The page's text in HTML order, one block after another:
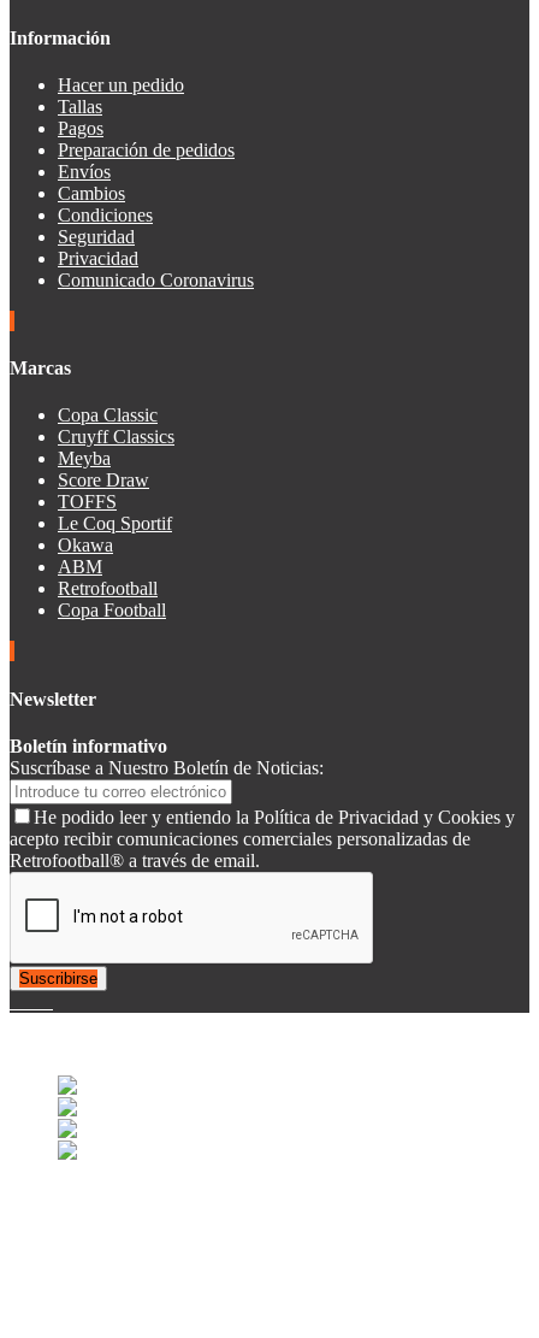
Información
Hacer un pedido
Tallas
Pagos
Preparación de pedidos
Envíos
Cambios
Condiciones
Seguridad
Privacidad
Comunicado Coronavirus
Marcas
Copa Classic
Cruyff Classics
Meyba
Score Draw
TOFFS
Le Coq Sportif
Okawa
ABM
Retrofootball
Copa Football
Newsletter
Boletín informativo
Suscríbase a Nuestro Boletín de Noticias:
He podido leer y entiendo la Política de Privacidad y Cookies y
acepto recibir comunicaciones comerciales personalizadas de
Retrofootball® a través de email.
Suscribirse